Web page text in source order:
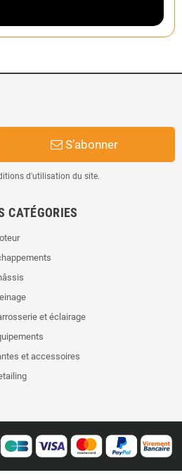
S’abonner
d'utilisation du site.
CATÉGORIES
et éclairage
et accessoires